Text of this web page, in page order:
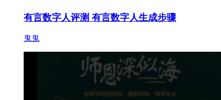
有言数字人评测 有言数字人生成步骤
鬼鬼